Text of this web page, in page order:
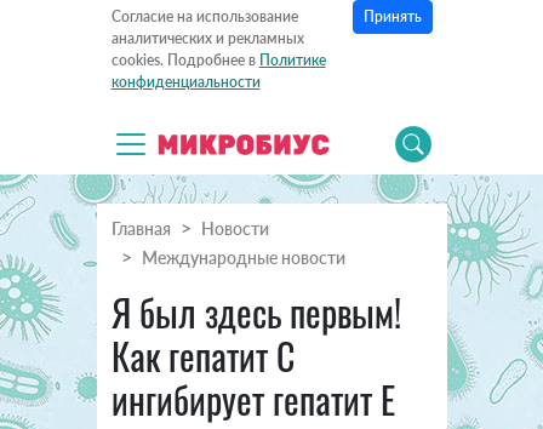
Согласие на использование
аналитических и рекламных
cookies. Подробнее в Политике
конфиденциальности
Принять
Главная
Новости
Международные новости
Я был здесь первым!
Как гепатит С
ингибирует гепатит Е